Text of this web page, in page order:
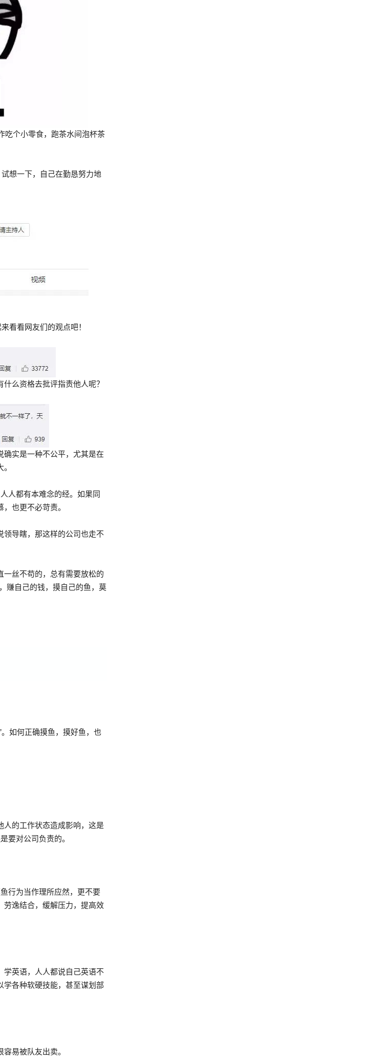
吃个小零食，跑茶水间泡杯茶
想一下，自己在勤恳努力地
看看网友们的观点吧！
么资格去批评指责他人呢？
确实是一种不公平，尤其是在
人都有本难念的经。如果同
也更不必苛责。
领导瞎，那这样的公司也走不
一丝不苟的，总有需要放松的
赚自己的钱，摸自己的鱼，莫
如何正确摸鱼，摸好鱼，也
人的工作状态造成影响，这是
要对公司负责的。
行为当作理所应然，更不要
劳逸结合，缓解压力，提高效
学英语，人人都说自己英语不
学各种软硬技能，甚至谋划部
易被队友出卖。